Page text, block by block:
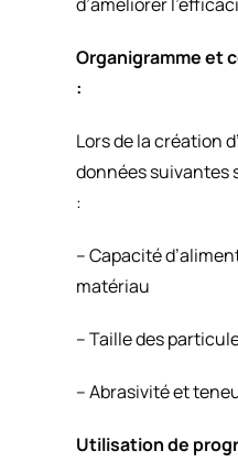
Organigramme et
:
Lors de la création
données suivantes
:
– Capacité
matériau
– Taille des
– Abrasivité et
Utilisation de